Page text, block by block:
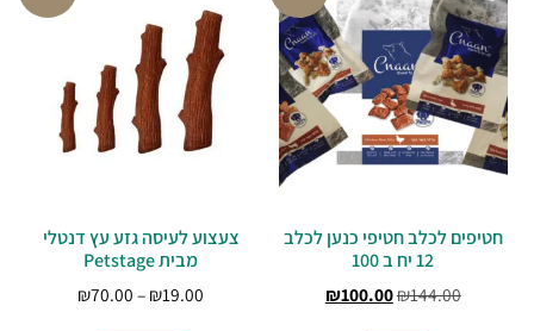
חטיפים לכלב חטיפי כנען לכלב
12 יח ב 100
₪144.00
₪100.00
צעצוע לעיסה גזע עץ דנטלי
מבית Petstage
₪19.00
–
₪70.00